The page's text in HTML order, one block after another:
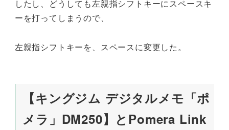
したし、どうしても左親指シフトキーにスペースキ
ーを打ってしまうので、
左親指シフトキーを、スペースに変更した。
【キングジム デジタルメモ「ポ
メラ」DM250】とPomera Link